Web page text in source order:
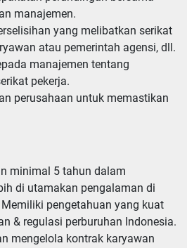
manajemen.
yang melibatkan serikat
atau pemerintah agensi, dll.
manajemen tentang
pekerja.
perusahaan untuk memastikan
minimal 5 tahun dalam
di utamakan pengalaman di
pengetahuan yang kuat
& regulasi perburuhan Indonesia.
mengelola kontrak karyawan